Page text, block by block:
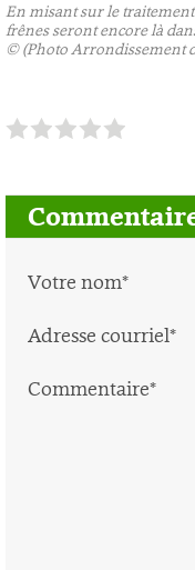
En misant sur le
frênes seront encore là
©(Photo Arrondissement
1 2 3 4 5
Votre nom*
Adresse courriel*
Commentaire*